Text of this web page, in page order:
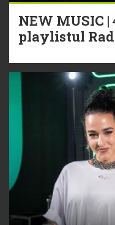
NEW MUSIC
playlistul